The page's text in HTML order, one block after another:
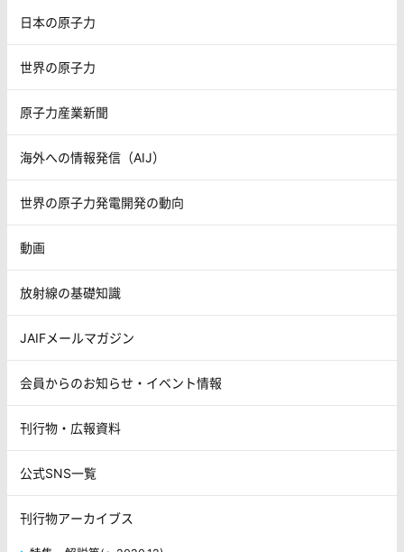
日本の原子力
世界の原子力
原子力産業新聞
海外への情報発信（AIJ）
世界の原子力発電開発の動向
動画
放射線の基礎知識
JAIFメールマガジン
会員からのお知らせ・イベント情報
刊行物・広報資料
公式SNS一覧
刊行物アーカイブス